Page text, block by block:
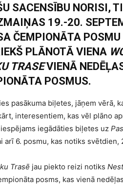
SACENSĪBU NORISI,
19.-20.
ČEMPIONĀTA POSMU
PLĀNOTĀ VIENA
TRASEVIENĀ
POSMUS.
pasākuma biļetes, jāņem vērā,
interesentiem, kas vēl plāno
iegādāties biļetes uz
arī 6. posmu, kas notiks svētdien,
Trasē jau piekto reizi notiks
posms, kas vienā